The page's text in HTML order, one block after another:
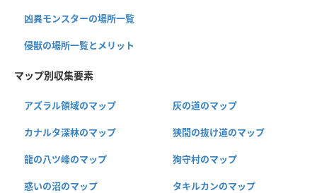
凶異モンスターの場所一覧
侵獣の場所一覧とメリット
マップ別収集要素
アズラル領域のマップ 灰の道のマップ
カナルタ深林のマップ 狭間の抜け道のマップ
龍の八ツ峰のマップ 狗守村のマップ
惑いの沼のマップ タキルカンのマップ